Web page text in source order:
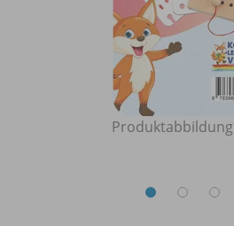
Produktabbildung